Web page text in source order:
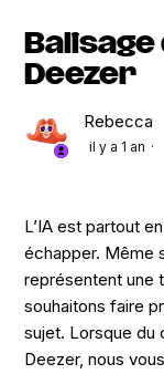
Deezer
Rebecca
il y a 1 an
L’IA est partout
échapper. Même
représentent une
souhaitons faire
sujet. Lorsque du
Deezer, nous